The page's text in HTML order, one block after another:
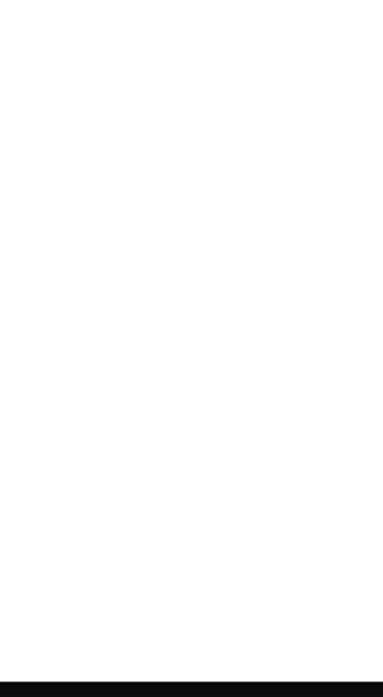
votre pierre à l’édifice !
réseaux sociaux !